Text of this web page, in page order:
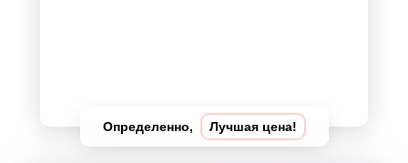
Определенно, Лучшая цена!